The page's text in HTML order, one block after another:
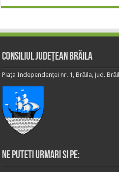
Consiliul Județean Brăila
Piața Independenței nr. 1, Brăila, jud.
Ne puteti urmari si pe: